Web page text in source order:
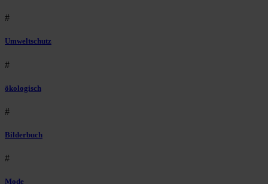
#
Umweltschutz
#
ökologisch
#
Bilderbuch
#
Mode